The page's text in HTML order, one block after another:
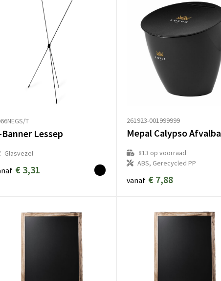
T
Banner Lessep
Glasvezel
€ 3,31
261923-001999999
Mepal Calypso
813 op voorraad
ABS, Gerecycled PP
vanaf € 7,88